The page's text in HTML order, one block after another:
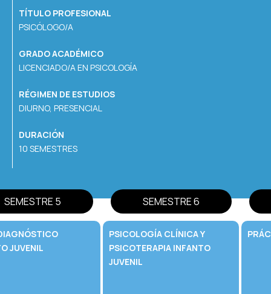
TÍTULO PROFESIONAL
PSICÓLOGO/A
GRADO ACADÉMICO
LICENCIADO/A EN PSICOLOGÍA
RÉGIMEN DE ESTUDIOS
DIURNO, PRESENCIAL
DURACIÓN
10 SEMESTRES
SEMESTRE 5
JUVENIL
SEMESTRE 6
PSICOLOGÍA CLÍNICA Y
PSICOTERAPIA INFANTO
JUVENIL